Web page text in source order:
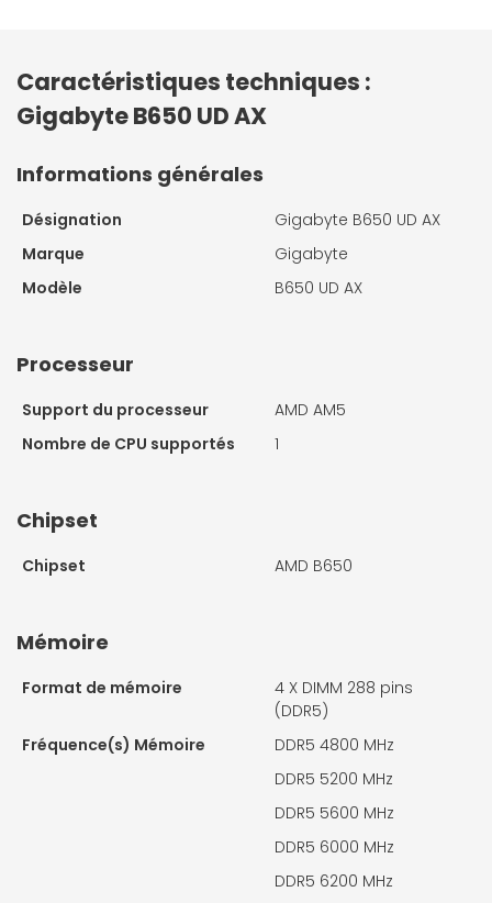
Caractéristiques techniques :
Gigabyte B650 UD AX
Informations générales
Désignation
Gigabyte B650 UD AX
Marque
Gigabyte
Modèle
B650 UD AX
Processeur
Support du processeur
AMD AM5
Nombre de CPU supportés
1
Chipset
Chipset AMD B650
Mémoire
Format de mémoire 4 X DIMM 288 pins
(DDR5)
Fréquence(s) Mémoire
DDR5 4800 MHz
DDR5 5200 MHz
DDR5 5600 MHz
DDR5 6000 MHz
DDR5 6200 MHz